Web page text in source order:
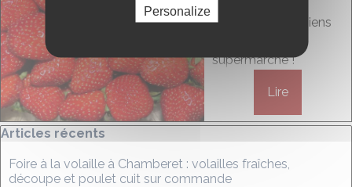
Des fruits Corréziens
supermarché !
Lire
Sauter le bloc Articles récents
Articles récents
Foire à la volaille à Chamberet : volailles fraîches,
découpe et poulet cuit sur commande
Personalize